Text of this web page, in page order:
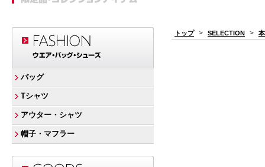
バッグ
Tシャツ
アウター・シャツ
帽子・マフラー
トップ > SELECTION >